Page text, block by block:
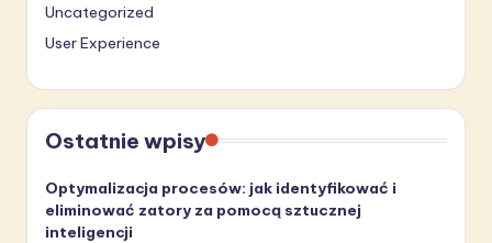
Uncategorized
User Experience
Ostatnie wpisy
Optymalizacja procesów: jak identyfikować i
eliminować zatory za pomocą sztucznej
inteligencji